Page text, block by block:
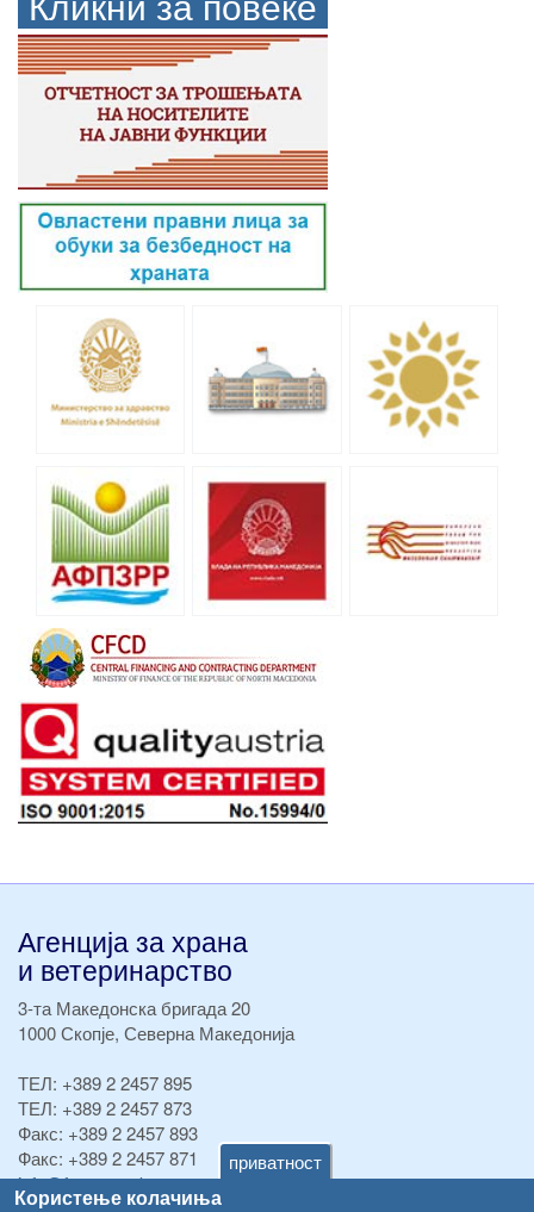
приватност
Користење колачиња
Агенција за храна
и ветеринарство
3-та Македонска бригада 20
1000 Скопје, Северна Македонија
ТЕЛ: +389 2 2457 895
ТЕЛ: +389 2 2457 873
Факс: +389 2 2457 893
Факс: +389 2 2457 871
info@fva.gov.mk